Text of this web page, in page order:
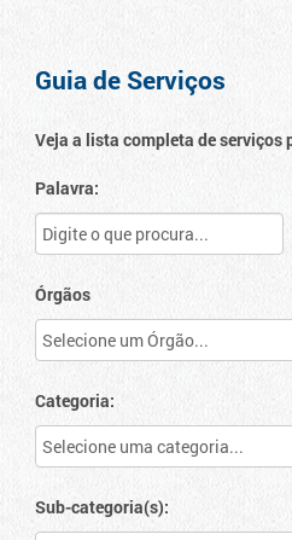
Guia de Serviços
Veja a lista completa de serviços
Palavra:
Órgãos
Categoria:
Sub-categoria(s):